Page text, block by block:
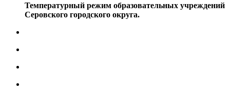
Температурный режим образовательных учреждений
Серовского городского округа.